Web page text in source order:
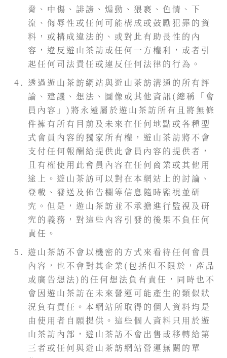
脅、中傷、誹謗、煽動、猥褻、色情、下
流、侮辱性或任何可能構成或鼓勵犯罪的資
料，或構成違法的、或對此有助長性的內
容，違反遊山茶訪或任何一方權利，或者引
起任何司法責任或違反任何法律的行為。
透過遊山茶訪網站與遊山茶訪溝通的所有評
論、建議、想法、圖像或其他資訊(總稱「會
員內容」)將永遠屬於遊山茶訪所有且將無條
件擁有所有目前及未來在任何地點或各種型
式會員內容的獨家所有權，遊山茶訪將不會
支付任何報酬給提供此會員內容的提供者，
且有權使用此會員內容在任何商業或其他用
途上。遊山茶訪可以對在本網站上的討論、
登載、發送及佈告欄等信息隨時監視並研
究。但是，遊山茶訪並不承擔進行監視及研
究的義務，對這些內容引發的後果不負任何
責任。
遊山茶訪不會以機密的方式來看待任何會員
內容，也不會對其企業(包括但不限於，產品
或廣告想法)的任何想法負有責任，同時也不
會因遊山茶訪在未來營運可能產生的類似狀
況負有責任。本網站所取得的個人資料均是
由使用者自願提供。這些個人資料只用於遊
山茶訪內部，遊山茶訪不會出售或移轉給第
三者或任何與遊山茶訪網站營運無關的單